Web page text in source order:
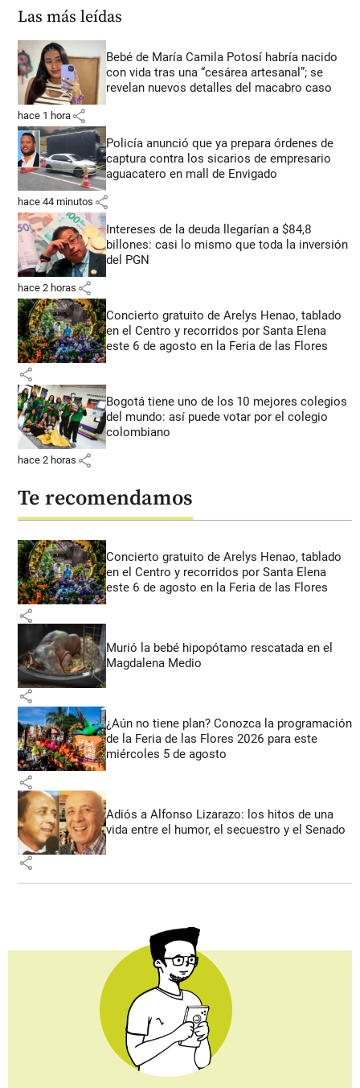
Las más leídas
Bebé de María Camila Potosí habría nacido
con vida tras una “cesárea artesanal”; se
revelan nuevos detalles del macabro caso
hace 1 hora share
Policía anunció que ya prepara órdenes de
captura contra los sicarios de empresario
aguacatero en mall de Envigado
hace 44 minutos share
Intereses de la deuda llegarían a $84,8
billones: casi lo mismo que toda la inversión
del PGN
hace 2 horas share
Concierto gratuito de Arelys Henao, tablado
en el Centro y recorridos por Santa Elena
este 6 de agosto en la Feria de las Flores
share
Bogotá tiene uno de los 10 mejores colegios
del mundo: así puede votar por el colegio
colombiano
hace 2 horas share
Te recomendamos
Concierto gratuito de Arelys Henao, tablado
en el Centro y recorridos por Santa Elena
este 6 de agosto en la Feria de las Flores
share
Murió la bebé hipopótamo rescatada en el
Magdalena Medio
share
¿Aún no tiene plan? Conozca la programación
de la Feria de las Flores 2026 para este
miércoles 5 de agosto
share
Adiós a Alfonso Lizarazo: los hitos de una
vida entre el humor, el secuestro y el Senado
share